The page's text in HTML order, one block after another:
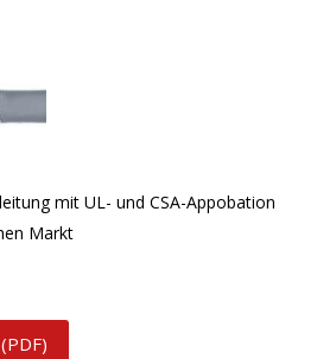
mit UL- und CSA-Appobation
Markt